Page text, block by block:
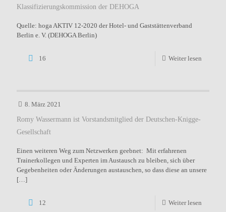
Klassifizierungskommission der DEHOGA
Quelle: hoga AKTIV 12-2020 der Hotel- und Gaststättenverband
Berlin e. V. (DEHOGA Berlin)
16 Weiter lesen
8. März 2021
Romy Wassermann ist Vorstandsmitglied der Deutschen-Knigge-
Gesellschaft
Einen weiteren Weg zum Netzwerken geebnet: Mit erfahrenen
Trainerkollegen und Experten im Austausch zu bleiben, sich über
Gegebenheiten oder Änderungen austauschen, so dass diese an unsere
[…]
12 Weiter lesen